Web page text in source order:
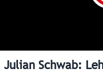
Julian Schwab: